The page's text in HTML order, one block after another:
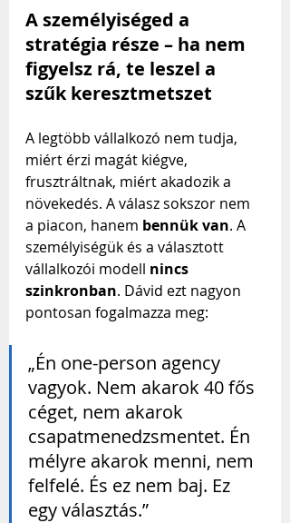
A személyiséged a
stratégia része – ha nem
figyelsz rá, te leszel a
szűk keresztmetszet
A legtöbb vállalkozó nem tudja,
miért érzi magát kiégve,
frusztráltnak, miért akadozik a
növekedés. A válasz sokszor nem
a piacon, hanem bennük van. A
személyiségük és a választott
vállalkozói modell nincs
szinkronban. Dávid ezt nagyon
pontosan fogalmazza meg:
„Én one-person agency
vagyok. Nem akarok 40 fős
céget, nem akarok
csapatmenedzsmentet. Én
mélyre akarok menni, nem
felfelé. És ez nem baj. Ez
egy választás.”